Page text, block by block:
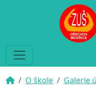
O škole
Galerie